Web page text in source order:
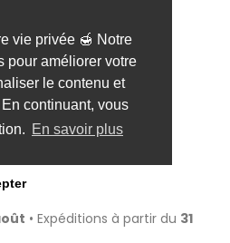
vie privée 🍯 Notre
pour améliorer votre
le contenu et
continuant, vous
En savoir plus
• Expéditions à partir du 31